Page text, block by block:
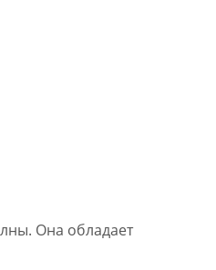
Она обладает